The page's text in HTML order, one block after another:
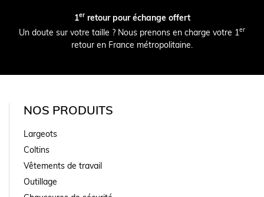
1erretour pour échange offert
Un doute sur votre taille ? Nous prenons en charge votre 1er
retour en France métropolitaine.
NOS PRODUITS
Largeots
Coltins
Vêtements de travail
Outillage